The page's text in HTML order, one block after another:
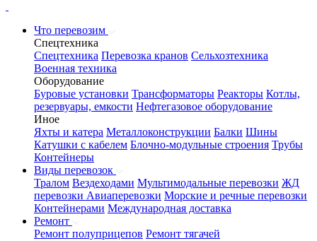
Что перевозим
Спецтехника
Спецтехника Перевозка кранов Сельхозтехника
Военная техника
Оборудование
Буровые установки Трансформаторы Реакторы Котлы,
резервуары, емкости Нефтегазовое оборудование
Иное
Яхты и катера Металлоконструкции Балки Шины
Катушки с кабелем Блочно-модульные строения Трубы
Контейнеры
Виды перевозок
Тралом Вездеходами Мультимодальные перевозки ЖД
перевозки Авиаперевозки Морские и речные перевозки
Контейнерами Международная доставка
Ремонт
Ремонт полуприцепов Ремонт тягачей